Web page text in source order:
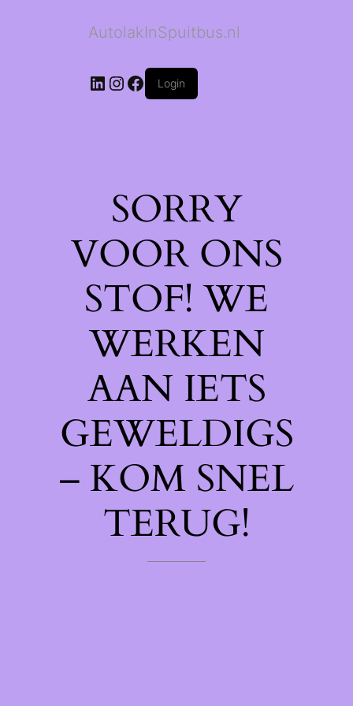
AutolakInSpuitbus.nl
LinkedIn
Instagram
Facebook
Login
SORRY
VOOR ONS
STOF! WE
WERKEN
AAN IETS
GEWELDIGS
– KOM SNEL
TERUG!